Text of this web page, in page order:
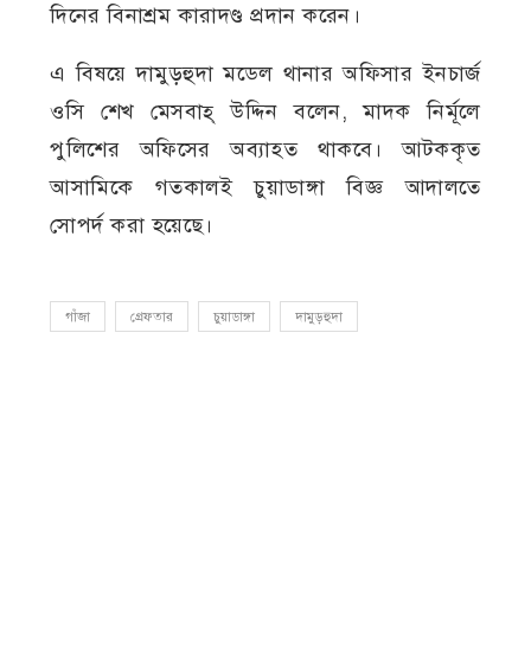
দিনের বিনাশ্রম কারাদণ্ড প্রদান করেন।
এ বিষয়ে দামুড়হুদা মডেল থানার অফিসার ইনচার্জ
ওসি শেখ মেসবাহ্ উদ্দিন বলেন, মাদক নির্মূলে
পুলিশের অফিসের অব্যাহত থাকবে। আটককৃত
আসামিকে গতকালই চুয়াডাঙ্গা বিজ্ঞ আদালতে
সোপর্দ করা হয়েছে।
গাঁজা গ্রেফতার চুয়াডাঙ্গা দামুড়হুদা